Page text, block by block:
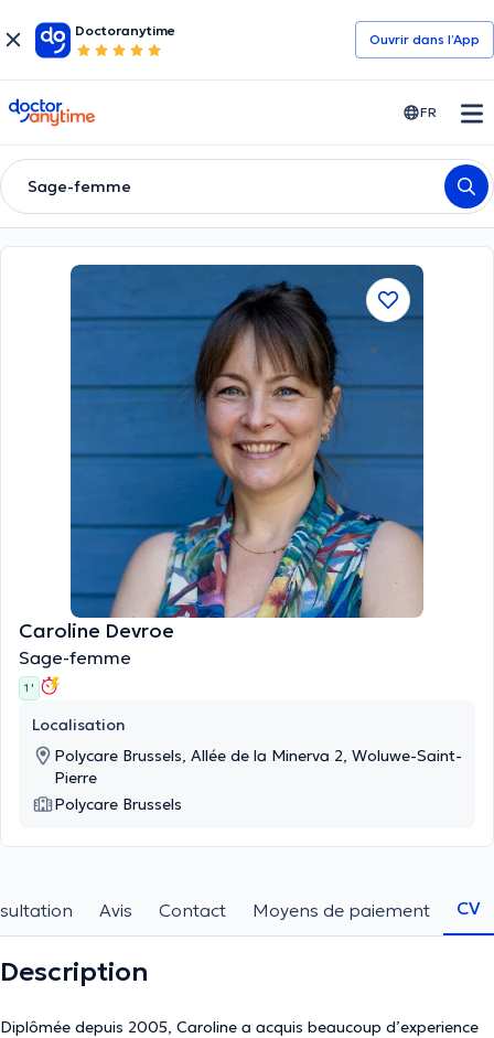
Doctoranytime
Ouvrir dans l’App
doctoranytime FR
Sage-femme
Caroline Devroe
Sage-femme
1 '
Localisation
Polycare Brussels, Allée de la Minerva 2, Woluwe-Saint-
Pierre
Polycare Brussels
Avis Contact Moyens de paiement CV
Description
Diplômée depuis 2005, Caroline a acquis beaucoup d’experience